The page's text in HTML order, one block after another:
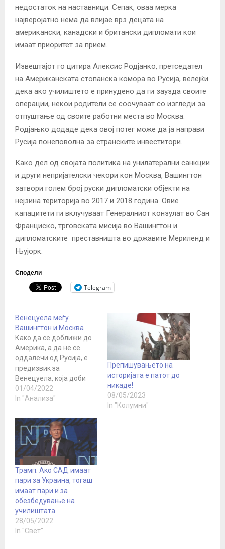
недостаток на наставници. Сепак, оваа мерка
најверојатно нема да влијае врз децата на
американски, канадски и британски дипломати кои
имаат приоритет за прием.
Извештајот го цитира Алексис Родјанко, претседател
на Американската стопанска комора во Русија, велејќи
дека ако училиштето е принудено да ги заузда своите
операции, некои родители се соочуваат со изгледи за
отпуштање од своите работни места во Москва.
Родјањко додаде дека овој потег може да ја направи
Русија понеповолна за странските инвеститори.
Како дел од својата политика на унилатерални санкции
и други непријателски чекори кон Москва, Вашингтон
затвори голем број руски дипломатски објекти на
нејзина територија во 2017 и 2018 година. Овие
капацитети ги вклучуваат Генералниот конзулат во Сан
Франциско, трговската мисија во Вашингтон и
дипломатските преставништа во државите Мериленд и
Њујорк.
Сподели
Telegram
Венецуела меѓу
Вашингтон и Москва
Како да се доближи до
Америка, а да не се
оддалечи од Русија, е
предизвик за
Венецуела, која доби
можност да ги подобри
односите со Вашингтон
Украина и енергетската
криза. Соединетите
Американски Држави и
Велика Британија го
забранија увозот на
нафта од Русија и
бараат нови залихи,…
01/04/2022
In "Анализа"
Препишувањето на
историјата е патот до
никаде!
08/05/2023
In "Колумни"
Трамп: Ако САД имаат
пари за Украина, тогаш
имаат пари и за
обезбедување на
училиштата
28/05/2022
In "Свет"